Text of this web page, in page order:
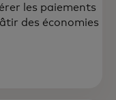
les paiements
des économies